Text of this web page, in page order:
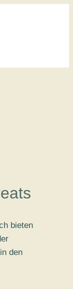
bieten
den